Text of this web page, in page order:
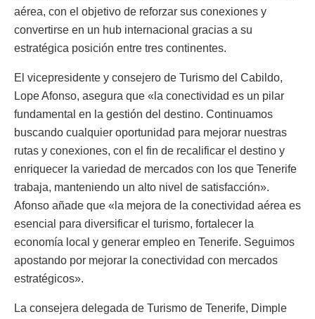
aérea, con el objetivo de reforzar sus conexiones y
convertirse en un hub internacional gracias a su
estratégica posición entre tres continentes.
El vicepresidente y consejero de Turismo del Cabildo,
Lope Afonso, asegura que «la conectividad es un pilar
fundamental en la gestión del destino. Continuamos
buscando cualquier oportunidad para mejorar nuestras
rutas y conexiones, con el fin de recalificar el destino y
enriquecer la variedad de mercados con los que Tenerife
trabaja, manteniendo un alto nivel de satisfacción».
Afonso añade que «la mejora de la conectividad aérea es
esencial para diversificar el turismo, fortalecer la
economía local y generar empleo en Tenerife. Seguimos
apostando por mejorar la conectividad con mercados
estratégicos».
La consejera delegada de Turismo de Tenerife, Dimple